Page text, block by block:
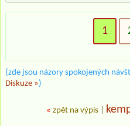
1
(zde jsou názory spokojených
Diskuze »)
« zpět na výpis